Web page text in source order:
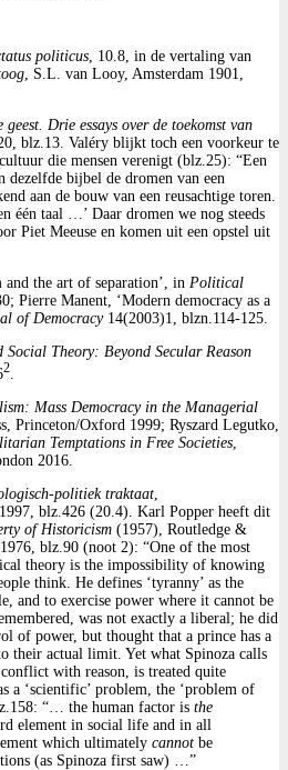
politicus, 10.8, in de vertaling van
, S.L. van Looy, Amsterdam 1901,
geest. Drie essays over de toekomst van
blz.13. Valéry blijkt toch een voorkeur te
die mensen verenigt (blz.25): “Een
bijbel de dromen van een
aan de bouw van een reusachtige toren.
één taal …’ Daar dromen we nog steeds
Piet Meeuse en komen uit een opstel uit
the art of separation’, in Political
Pierre Manent, ‘Modern democracy as a
of Democracy14(2003)1, blzn.114-125.
Social Theory: Beyond Secular Reason
2
Mass Democracy in the Managerial
Princeton/Oxford 1999; Ryszard Legutko,
Temptations in Free Societies
2016.
politiek traktaat
blz.426 (20.4). Karl Popper heeft dit
of Historicism (1957), Routledge &
blz.90 (noot 2): “One of the most
theory is the impossibility of knowing
think. He defines ‘tyranny’ as the
and to exercise power where it cannot be
was not exactly a liberal; he did
of power, but thought that a prince has a
their actual limit. Yet what Spinoza calls
with reason, is treated quite
a ‘scientific’ problem, the ‘problem of
“… the human factor is the
element in social life and in all
which ultimately cannot be
(as Spinoza first saw) …”